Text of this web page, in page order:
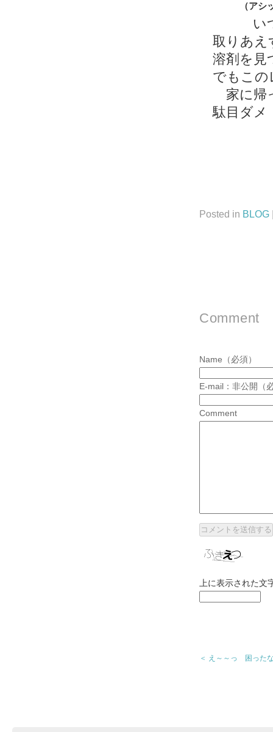
（ア
いつの
取りあえ
溶剤を見
でもこの
家に帰っ
駄目ダ
Posted in BLOG
Comment
Name（必須）
E-mail：非公開（
Comment
上に表示された文
＜ え～～っ 困った